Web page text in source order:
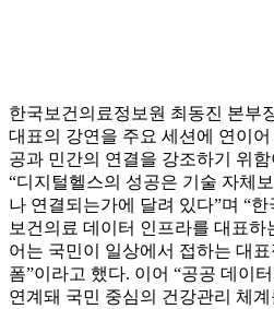
한국보건의료정보원 최동진 본부
대표의 강연을 주요 세션에 연이
공과 민간의 연결을 강조하기 위
“디지털헬스의 성공은 기술 자체
나 연결되는가에 달려 있다”며 “
보건의료 데이터 인프라를 대표하
어는 국민이 일상에서 접하는 대
폼”이라고 했다. 이어 “공공 데이
연계돼 국민 중심의 건강관리 체